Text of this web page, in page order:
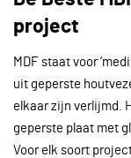
project
MDF staat voor
uit geperste
elkaar zijn verlijmd.
geperste plaat met
Voor elk soort